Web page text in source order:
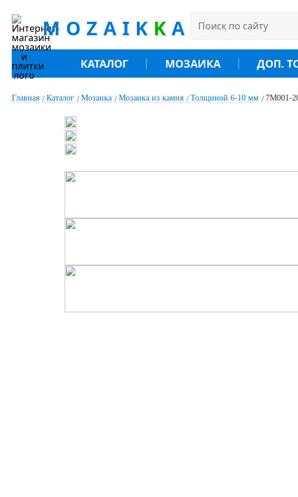
MOZAIK K A
КАТАЛОГ МОЗАИКА ДОП.
Главная Каталог Мозаика Мозаика из камня Толщиной 6-10 мм 7M001-